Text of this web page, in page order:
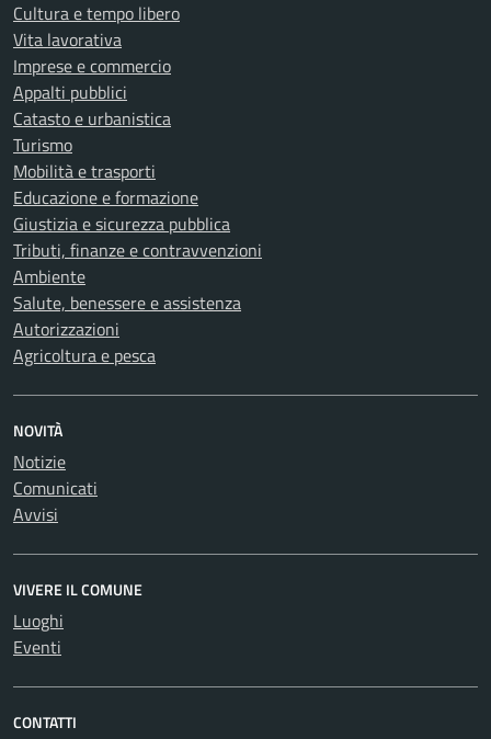
Cultura e tempo libero
Vita lavorativa
Imprese e commercio
Appalti pubblici
Catasto e urbanistica
Turismo
Mobilità e trasporti
Educazione e formazione
Giustizia e sicurezza pubblica
Tributi, finanze e contravvenzioni
Ambiente
Salute, benessere e assistenza
Autorizzazioni
Agricoltura e pesca
NOVITÀ
Notizie
Comunicati
Avvisi
VIVERE IL COMUNE
Luoghi
Eventi
CONTATTI